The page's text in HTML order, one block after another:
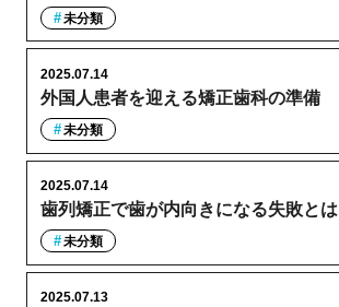
未分類
外国人患者を迎える矯正歯科の準備
2025.07.14
未分類
歯列矯正で歯が内向きになる失敗とは
2025.07.14
未分類
2025.07.13